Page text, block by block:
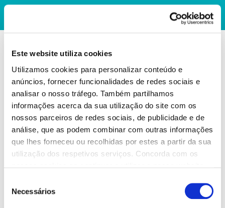
Este website utiliza cookies
Utilizamos cookies para personalizar conteúdo e
anúncios, fornecer funcionalidades de redes sociais e
analisar o nosso tráfego. Também partilhamos
informações acerca da sua utilização do site com os
nossos parceiros de redes sociais, de publicidade e de
análise, que as podem combinar com outras informações
que lhes forneceu ou recolhidas por estes a partir da sua
utilização dos respetivos serviços. Concorda com os
Necessários